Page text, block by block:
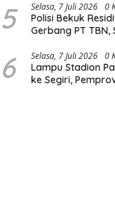
5 Selasa, 7 Juli 2026 0
Polisi Bekuk
Gerbang PT
6 Selasa, 7 Juli 2026 0
Lampu Stadion
ke Segiri,